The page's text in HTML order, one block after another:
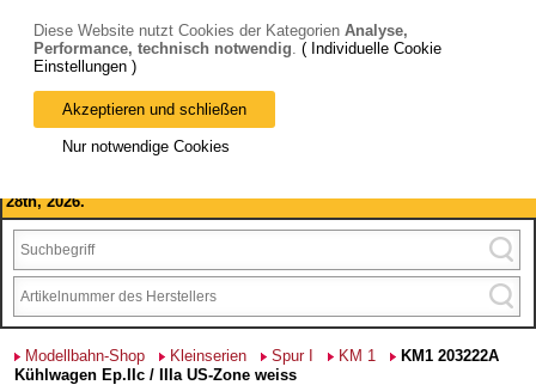
Bitte beachten Sie: wir machen Betriebsferien, vom 03. bis 28.
August 2026 haben wir geschlossen.
28th, 2026.
Modellbahn-Shop Kleinserien Spur I KM 1
KM1 203222A
Kühlwagen Ep.IIc / IIIa US-Zone weiss
Diese Website nutzt Cookies der Kategorien Analyse,
Performance, technisch notwendig. ( Individuelle Cookie
Einstellungen )
Akzeptieren und schließen
Nur notwendige Cookies